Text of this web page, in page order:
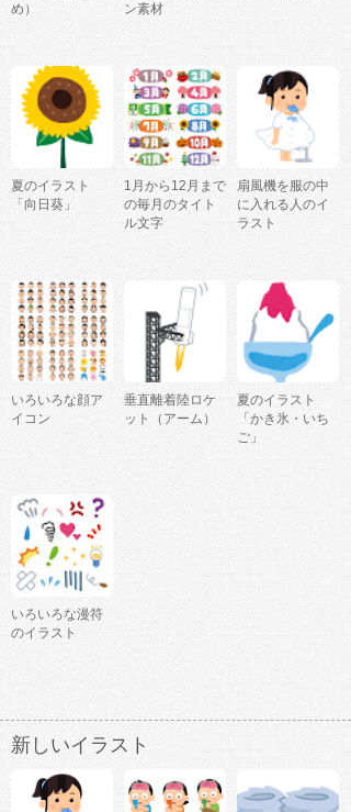
め）
ン素材
夏のイラスト
「向日葵」
1月から12月まで
の毎月のタイト
ル文字
扇風機を服の中
に入れる人のイ
ラスト
いろいろな顔ア
イコン
垂直離着陸ロケ
ット（アーム）
夏のイラスト
「かき氷・いち
ご」
いろいろな漫符
のイラスト
新しいイラスト